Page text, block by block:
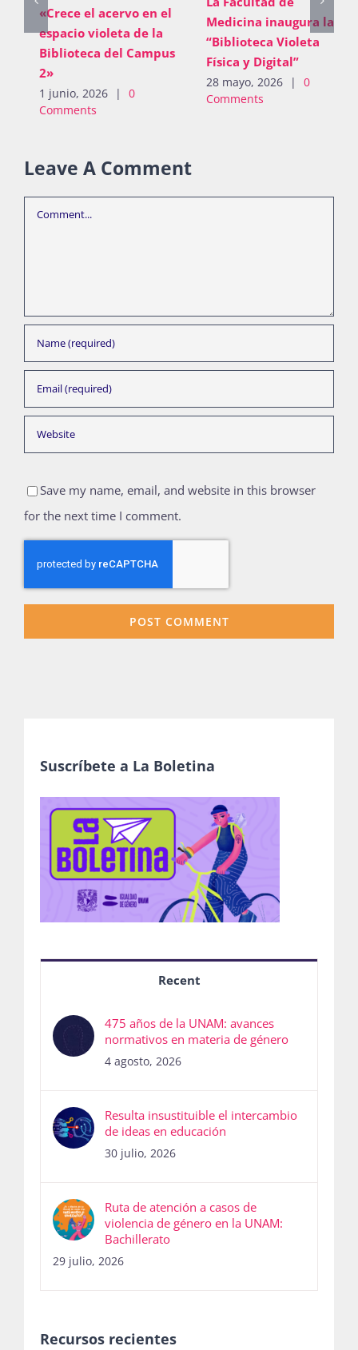
«Crece el acervo en el
espacio violeta de la
Biblioteca del Campus
1 junio, 2026 |
0
Comments
Medicina inaugura la
“Biblioteca Violeta
Física y Digital”
28 mayo, 2026 |
0
Comments
Leave A Comment
Comment
Save my name, email, and website in this browser
for the next time I comment.
Suscríbete a La Boletina
Recent
475 años de la UNAM: avances
normativos en materia de género
4 agosto, 2026
Resulta insustituible el intercambio
de ideas en educación
30 julio, 2026
Ruta de atención a casos de
violencia de género en la UNAM:
Bachillerato
29 julio, 2026
Recursos recientes